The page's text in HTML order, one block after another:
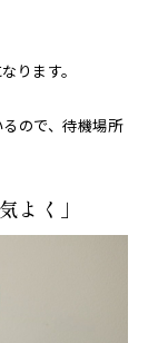
ります。
ので、待機場所
よく」